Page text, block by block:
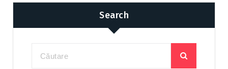
Search